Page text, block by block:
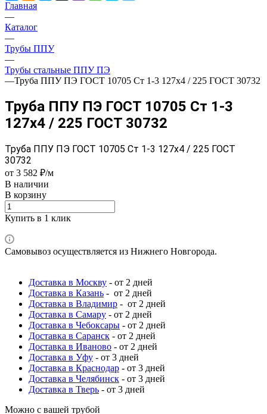
Главная
—
Каталог
—
Трубы ППУ
—
Трубы стальные ППУ ПЭ
—Труба ППУ ПЭ ГОСТ 10705 Ст 1-3 127x4 / 225 ГОСТ 30732
Труба ППУ ПЭ ГОСТ 10705 Ст 1-3
127x4 / 225 ГОСТ 30732
Труба ППУ ПЭ ГОСТ 10705 Ст 1-3 127x4 / 225 ГОСТ
30732
от 3 582 ₽/м
В наличии
В корзину
Купить в 1 клик
Самовывоз осуществляется из Нижнего Новгорода.
Доставка в Москву - от 2 дней
Доставка в Казань - от 2 дней
Доставка в Владимир - от 2 дней
Доставка в Самару - от 2 дней
Доставка в Чебоксары - от 2 дней
Доставка в Саранск - от 2 дней
Доставка в Иваново - от 2 дней
Доставка в Уфу - от 3 дней
Доставка в Краснодар - от 3 дней
Доставка в Челябинск - от 3 дней
Доставка в Тверь - от 3 дней
Можно с вашей трубой